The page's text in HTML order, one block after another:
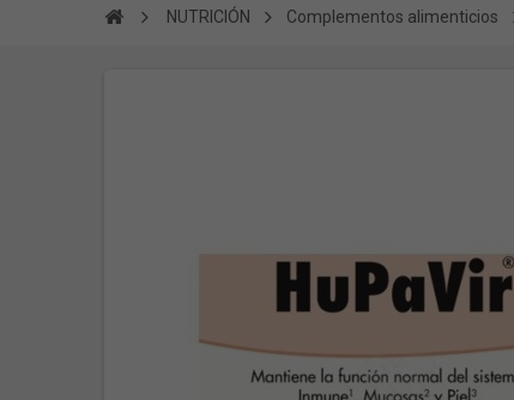
NUTRICIÓN Complementos alimenticios